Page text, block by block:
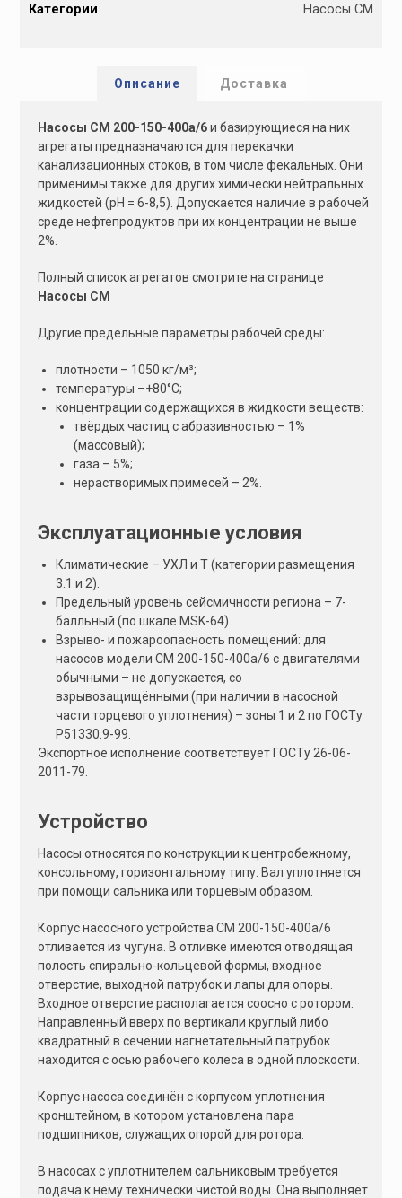
tКатегории Насосы СМ
Описание Доставка
Насосы СМ 200-150-400а/6и базирующиеся на них
агрегаты предназначаются для перекачки
канализационных стоков, в том числе фекальных. Они
применимы также для других химически нейтральных
жидкостей (рН = 6-8,5). Допускается наличие в рабочей
среде нефтепродуктов при их концентрации не выше
2%.
Полный список агрегатов смотрите на странице
Насосы СМ
Другие предельные параметры рабочей среды:
плотности – 1050 кг/м³;
температуры –+80°С;
концентрации содержащихся в жидкости веществ:
твёрдых частиц с абразивностью – 1%
(массовый);
газа – 5%;
нерастворимых примесей – 2%.
Эксплуатационные условия
Климатические – УХЛ и Т (категории размещения
3.1 и 2).
Предельный уровень сейсмичности региона – 7-
балльный (по шкале MSK-64).
Взрыво- и пожароопасность помещений: для
насосов модели СМ 200-150-400а/6 с двигателями
обычными – не допускается, со
взрывозащищёнными (при наличии в насосной
части торцевого уплотнения) – зоны 1 и 2 по ГОСТу
Р51330.9-99.
Экспортное исполнение соответствует ГОСТу 26-06-
2011-79.
Устройство
Насосы относятся по конструкции к центробежному,
консольному, горизонтальному типу. Вал уплотняется
при помощи сальника или торцевым образом.
Корпус насосного устройства СМ 200-150-400а/6
отливается из чугуна. В отливке имеются отводящая
полость спирально-кольцевой формы, входное
отверстие, выходной патрубок и лапы для опоры.
Входное отверстие располагается соосно с ротором.
Направленный вверх по вертикали круглый либо
квадратный в сечении нагнетательный патрубок
находится с осью рабочего колеса в одной плоскости.
Корпус насоса соединён с корпусом уплотнения
кронштейном, в котором установлена пара
подшипников, служащих опорой для ротора.
В насосах с уплотнителем сальниковым требуется
подача к нему технически чистой воды. Она выполняет